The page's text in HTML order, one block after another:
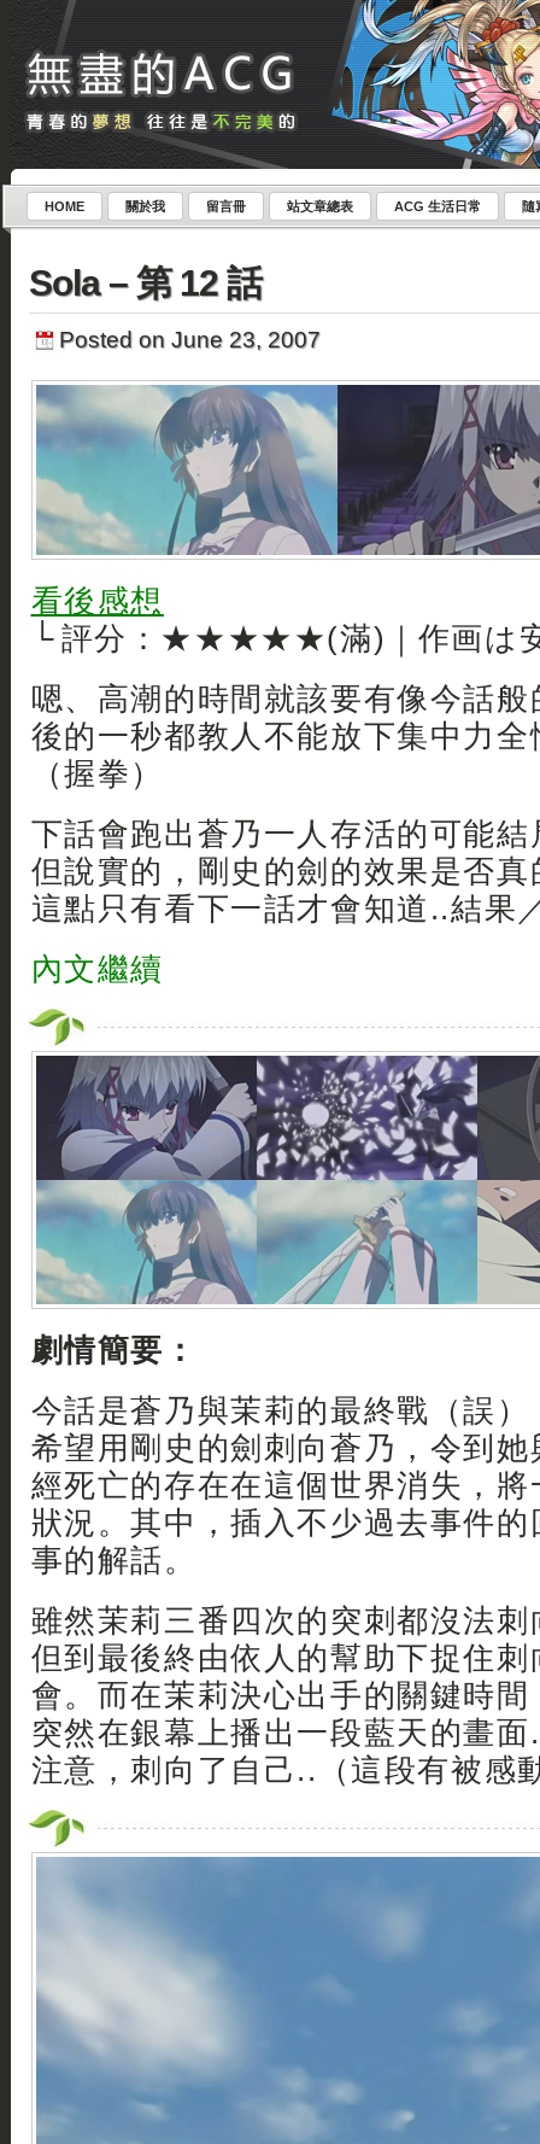
HOME 關於我 留言冊 站文章總表 ACG 生活日常 隨
Sola – 第 12 話
Posted on June 23, 2007
看後感想
└ 評分：★★★★★(滿)｜作画は
嗯、高潮的時間就該要有像今話
後的一秒都教人不能放下集中力
（握拳）
下話會跑出蒼乃一人存活的可能
但說實的，剛史的劍的效果是否
這點只有看下一話才會知道..結果
內文繼續
劇情簡要：
今話是蒼乃與茉莉的最終戰（誤
希望用剛史的劍刺向蒼乃，令到
經死亡的存在在這個世界消失，
狀況。其中，插入不少過去事件
事的解話。
雖然茉莉三番四次的突刺都沒法
但到最後終由依人的幫助下捉住
會。而在茉莉決心出手的關鍵時
突然在銀幕上播出一段藍天的畫
注意，刺向了自己..（這段有被感